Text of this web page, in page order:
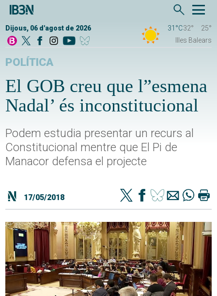
Dijous, 06 d'agost de 2026 31°C32°
25°
Illes Balears
POLÍTICA
El GOB creu que l”esmena
Nadal’ és inconstitucional
Podem estudia presentar un recurs al
Constitucional mentre que El Pi de
Manacor defensa el projecte
17/05/2018